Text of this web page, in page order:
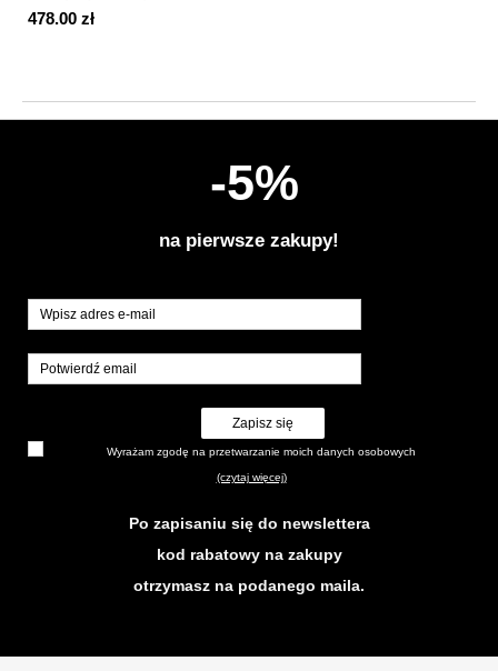
478.00 zł
-5%
na pierwsze zakupy!
Zapisz się
Wyrażam zgodę na przetwarzanie moich danych osobowych
(czytaj więcej)
Po zapisaniu się do newslettera
kod rabatowy na zakupy
otrzymasz na podanego maila.